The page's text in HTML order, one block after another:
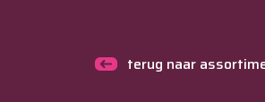
terug naar